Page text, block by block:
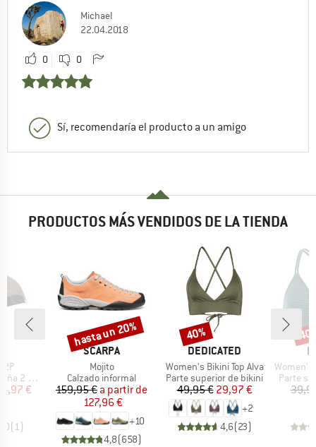
Michael
22.04.2018
0 0
Sí, recomendaría el producto a un amigo
PRODUCTOS MÁS VENDIDOS DE LA TIENDA
2P
reducido
€
( 1)
MARCA
SCARPA
Artículo
Mojito
Product group
Calzado informal
Precio
159,95 € Precio reducido
a partir de
127,96 €
+10
4,8(658)
Descuento
hasta un 20%
MARCA
DEDICATED
Artículo
Women's Bikini Top Alva
Product group
Parte superior de bikini
Precio
49,95 €Precio reducido
29,97 €
+2
4,6(23)
Descuento
40%
Artículo
Women's
Product
Parte